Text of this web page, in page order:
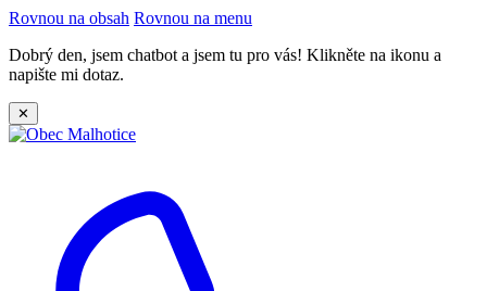
Rovnou na obsah Rovnou na menu
Dobrý den, jsem chatbot a jsem tu pro vás! Klikněte na ikonu a
napište mi dotaz.
✕